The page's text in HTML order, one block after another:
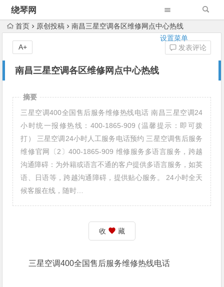
绕琴网
设置菜单
首页 原创投稿 南昌三星空调各区维修网点中心热线
南昌三星空调各区维修网点中心热线
发表评论
A+
摘要
三星空调400全国售后服务维修热线电话 南昌三星空调24
小时统一报修热线：400-1865-909 (温馨提示：即可拨
打） 三星空调24小时人工服务电话预约 三星空调售后服务
维修官网〔2〕400-1865-909 维修服务多语言服务，跨越
沟通障碍：为外籍或语言不通的客户提供多语言服务，如英
语、日语等，跨越沟通障碍，提供贴心服务。 24小时全天
候客服在线，随时…
收 藏
三星空调400全国售后服务维修热线电话